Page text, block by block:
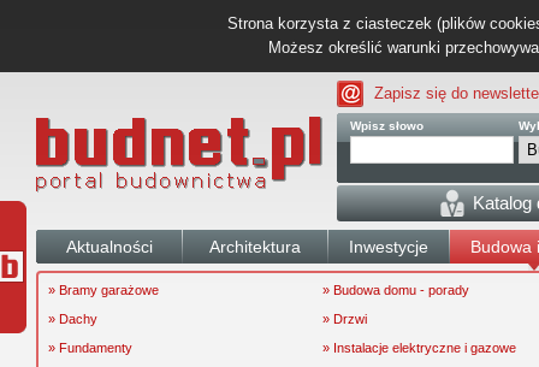
Strona korzysta z ciasteczek (plików
Możesz określić warunki
Zapisz się do
Wpisz słowo
Katalog
Aktualności Architektura Inwestycje Budowa
» Bramy garażowe
» Budowa domu - porady
» Dachy
» Drzwi
» Fundamenty
» Instalacje elektryczne i gazowe